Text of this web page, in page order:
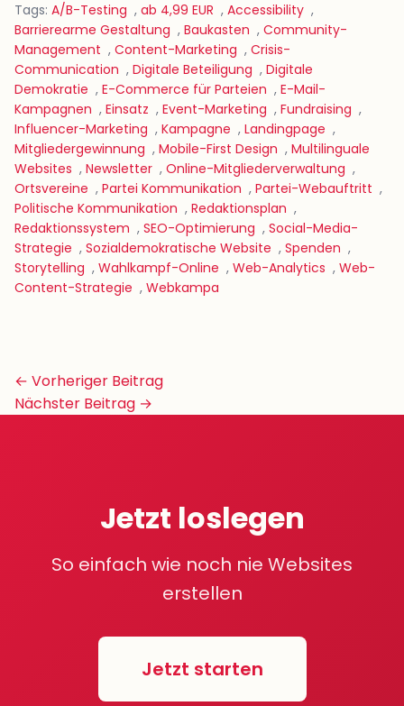
Tags: A/B-Testing , ab 4,99 EUR , Accessibility ,
Barrierearme Gestaltung , Baukasten , Community-
Management , Content-Marketing , Crisis-
Communication , Digitale Beteiligung , Digitale
Demokratie , E-Commerce für Parteien , E-Mail-
Kampagnen , Einsatz , Event-Marketing , Fundraising ,
Influencer-Marketing , Kampagne , Landingpage ,
Mitgliedergewinnung , Mobile-First Design , Multilinguale
Websites , Newsletter , Online-Mitgliederverwaltung ,
Ortsvereine , Partei Kommunikation , Partei-Webauftritt ,
Politische Kommunikation , Redaktionsplan ,
Redaktionssystem , SEO-Optimierung , Social-Media-
Strategie , Sozialdemokratische Website , Spenden ,
Storytelling , Wahlkampf-Online , Web-Analytics , Web-
Content-Strategie , Webkampa
Beitrags-
Navigation
← Vorheriger Beitrag
Nächster Beitrag →
Jetzt loslegen
So einfach wie noch nie Websites
erstellen
Jetzt starten